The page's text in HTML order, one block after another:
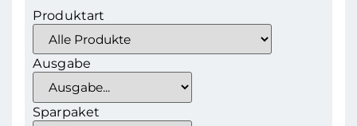
Produktart
Ausgabe
Sparpaket